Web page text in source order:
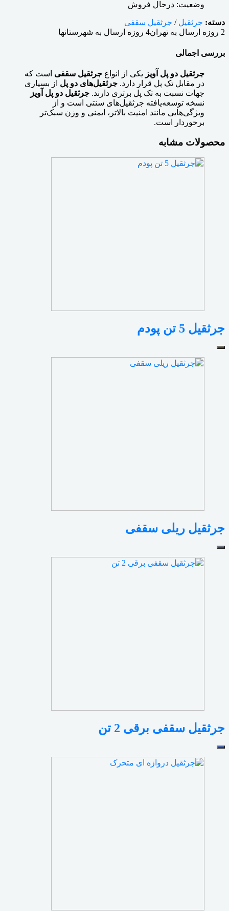
وضعیت: درحال فروش
دسته: جرثقیل / جرثقیل سقفی
2 روزه ارسال به تهران
4 روزه ارسال به شهرستانها
بررسی اجمالی
جرثقیل دو پل آویز یکی از انواع جرثقیل سقفی است که
در مقابل تک پل قرار دارد. جرثقیل‌های دو پل از بسیاری
جهات نسبت به تک پل برتری دارند. جرثقیل دو پل آویز
نسخه توسعه‌یافته جرثقیل‌های سنتی است و از
ویژگی‌هایی مانند امنیت بالاتر، ایمنی و وزن سبک‌تر
برخوردار است.
محصولات مشابه
جرثقیل 5 تن پودم
جرثقیل ریلی سقفی
جرثقیل سقفی برقی 2 تن